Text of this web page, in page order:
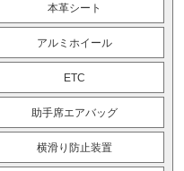
本革シート
アルミホイール
ETC
助手席エアバッグ
横滑り防止装置